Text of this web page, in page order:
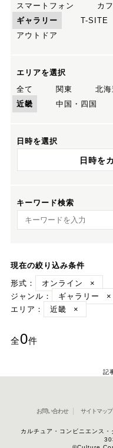
スマートフォン
カ
ギャラリー
T-SITE
アウトドア
エリアを選択
全て
関東 北
近畿
中国・四国
日時を選択
日時を
キーワード検索
キーワード検索
現在の絞り込み条件
形式：
オンライン
×
ジャンル：
ギャラリー
×
エリア：
近畿 ×
全0件
記
お問い合わせ サイトマップ
カルチュア・コンビニエンス